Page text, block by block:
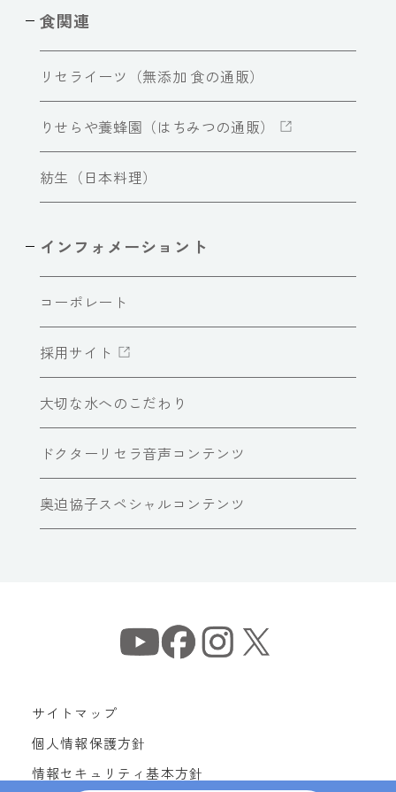
食関連
リセライーツ（無添加 食の通販）
りせらや養蜂園（はちみつの通販）
紡生（日本料理）
インフォメーショント
コーポレート
採用サイト
大切な水へのこだわり
ドクターリセラ音声コンテンツ
奥迫協子スペシャルコンテンツ
サイトマップ
個人情報保護方針
情報セキュリティ基本方針